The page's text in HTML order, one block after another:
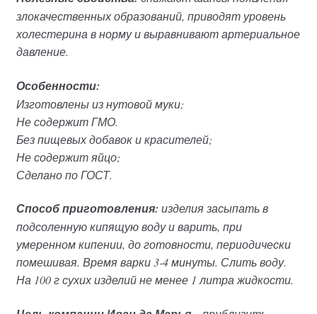
злокачественных образований, приводят уровень
холестерина в норму и выравнивают артериальное
давление.
Особенности:
Изготовлены из нутовой муки;
Не содержит ГМО.
Без пищевых добавок и красителей;
Не содержит яйцо;
Сделано по ГОСТ.
Способ приготовления: изделия засыпать в
подсоленную кипящую воду и варить, при
умеренном кипении, до готовности, периодически
помешивая. Время варки 3-4 минуты. Слить воду.
На 100 г сухих изделий не менее 1 литра жидкости.